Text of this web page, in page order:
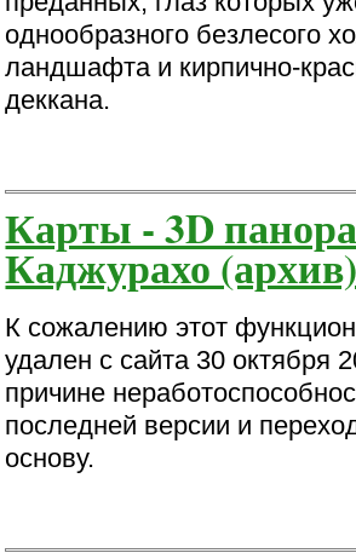
однообразного безлесого
ландшафта и кирпично-
деккана.
Карты - 3D
Каджурахо
К сожалению этот
удален с сайта 30 октября
причине
последней версии и
основу.